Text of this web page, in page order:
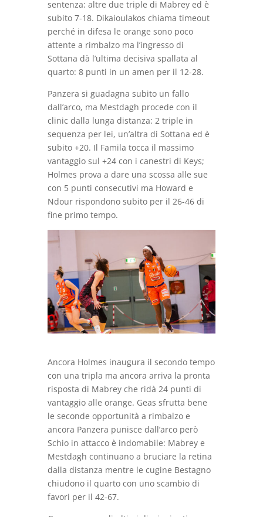
sentenza: altre due triple di Mabrey ed è
subito 7-18. Dikaioulakos chiama timeout
perché in difesa le orange sono poco
attente a rimbalzo ma l’ingresso di
Sottana dà l’ultima decisiva spallata al
quarto: 8 punti in un amen per il 12-28.
Panzera si guadagna subito un fallo
dall’arco, ma Mestdagh procede con il
clinic dalla lunga distanza: 2 triple in
sequenza per lei, un’altra di Sottana ed è
subito +20. Il Famila tocca il massimo
vantaggio sul +24 con i canestri di Keys;
Holmes prova a dare una scossa alle sue
con 5 punti consecutivi ma Howard e
Ndour rispondono subito per il 26-46 di
fine primo tempo.
Ancora Holmes inaugura il secondo tempo
con una tripla ma ancora arriva la pronta
risposta di Mabrey che ridà 24 punti di
vantaggio alle orange. Geas sfrutta bene
le seconde opportunità a rimbalzo e
ancora Panzera punisce dall’arco però
Schio in attacco è indomabile: Mabrey e
Mestdagh continuano a bruciare la retina
dalla distanza mentre le cugine Bestagno
chiudono il quarto con uno scambio di
favori per il 42-67.